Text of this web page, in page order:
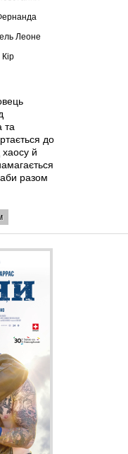
Леоне
та
до
хаосу й
аби разом